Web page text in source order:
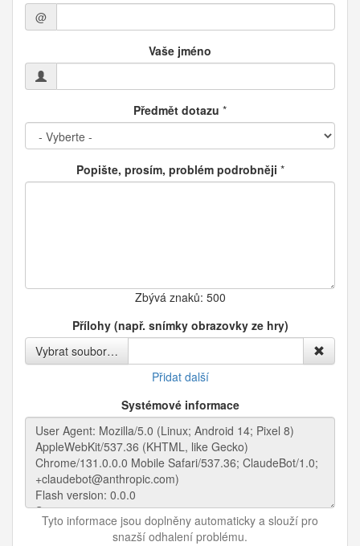
@
Vaše jméno
Předmět dotazu *
Popište, prosím, problém podrobněji *
Zbývá znaků: 500
Přílohy (např. snímky obrazovky ze hry)
Vybrat soubor…
Přidat další
Systémové informace
Tyto informace jsou doplněny automaticky a slouží pro
snazší odhalení problému.